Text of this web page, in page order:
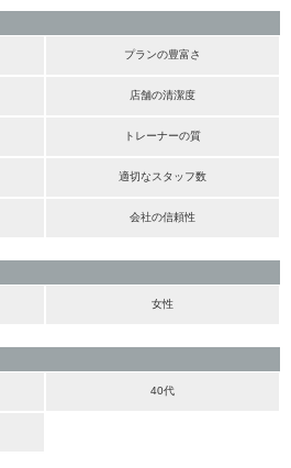
プランの豊富さ
店舗の清潔度
トレーナーの質
適切なスタッフ数
会社の信頼性
女性
40代